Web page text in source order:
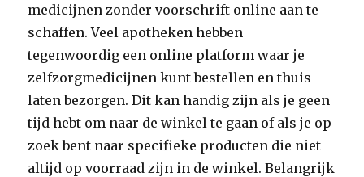
medicijnen zonder voorschrift online aan te
schaffen. Veel apotheken hebben
tegenwoordig een online platform waar je
zelfzorgmedicijnen kunt bestellen en thuis
laten bezorgen. Dit kan handig zijn als je geen
tijd hebt om naar de winkel te gaan of als je op
zoek bent naar specifieke producten die niet
altijd op voorraad zijn in de winkel. Belangrijk